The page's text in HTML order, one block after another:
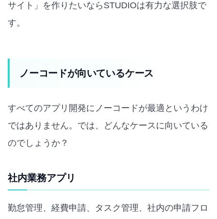
サイト」を作りたいならSTUDIOは有力な選択肢で
す。
ノーコードが向いているケース
すべてのアプリ開発にノーコードが最適というわけ
ではありません。では、どんなケースに向いている
のでしょうか？
社内業務アプリ
勤怠管理、経費申請、タスク管理、社内の申請フロ